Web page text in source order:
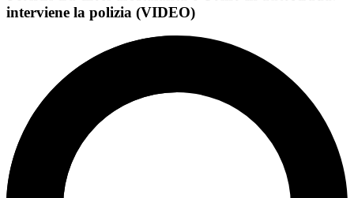
interviene la polizia (VIDEO)